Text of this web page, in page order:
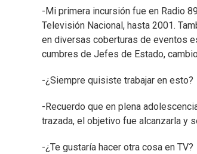
-Mi primera incursión fue en Radio
Televisión Nacional, hasta 2001.
en diversas coberturas de eventos
cumbres de Jefes de Estado,
-¿Siempre quisiste trabajar en esto?
-Recuerdo que en plena
trazada, el objetivo fue alcanzarla y
-¿Te gustaría hacer otra cosa en TV?